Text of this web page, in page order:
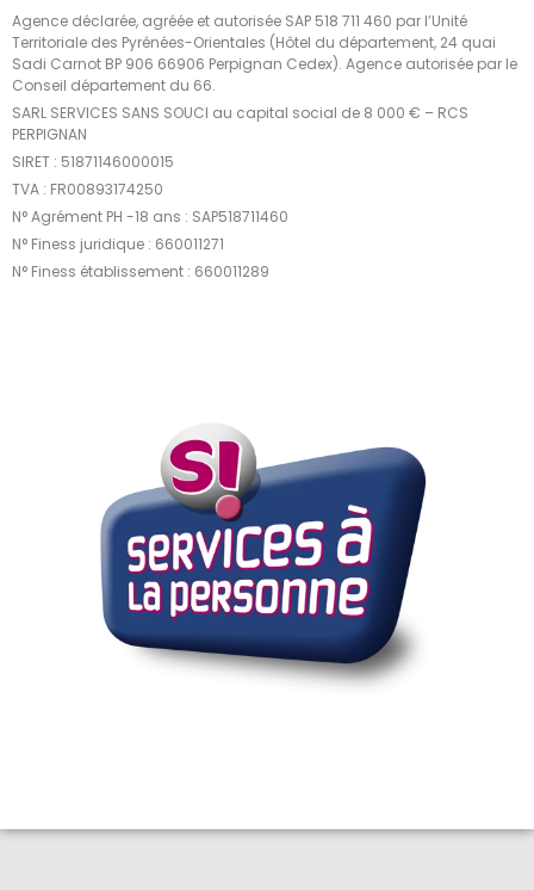
Agence déclarée, agréée et autorisée SAP 518 711 460 par l’Unité
Territoriale des Pyrénées-Orientales (Hôtel du département, 24 quai
Sadi Carnot BP 906 66906 Perpignan Cedex). Agence autorisée par le
Conseil département du 66.
SARL SERVICES SANS SOUCI au capital social de 8 000 € – RCS
PERPIGNAN
SIRET : 51871146000015
TVA : FR00893174250
N° Agrément PH -18 ans : SAP518711460
N° Finess juridique : 660011271
N° Finess établissement : 660011289